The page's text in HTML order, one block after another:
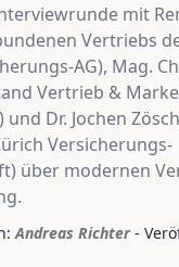
mit
Vertriebs
AG), Mag.
Vertrieb &
und Dr. Jochen
Versicherungs-
über modernen
Andreas Richter -